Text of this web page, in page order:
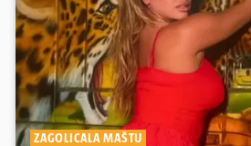
ZAGOLICALA MAŠTU